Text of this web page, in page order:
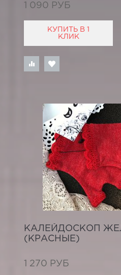
1 090 РУБ
КУПИТЬ В 1
КЛИК
КАЛЕЙДОСКОП
(КРАСНЫЕ)
1 270 РУБ